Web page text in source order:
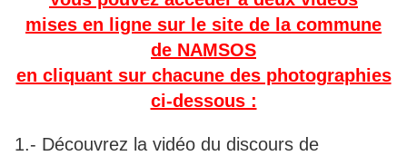
mises en ligne sur le site de la commune
de NAMSOS
en cliquant sur chacune des photographies
ci-dessous :
1.- Découvrez la vidéo du discours de